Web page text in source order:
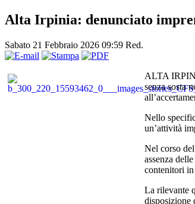
Alta Irpinia: denunciato
Sabato 21 Febbraio 2026 09:59 Red.
ALTA
senza sosta
Nello
un’attività
Nel corso
assenza
contenitori
La rilevante
disposizione